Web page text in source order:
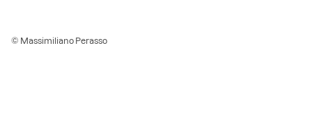
© Massimiliano Perasso